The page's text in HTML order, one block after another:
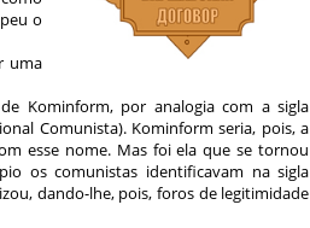
o
uma
Kominform, por analogia com a sigla
Comunista). Kominform seria, pois, a
esse nome. Mas foi ela que se tornou
os comunistas identificavam na sigla
dando-lhe, pois, foros de legitimidade